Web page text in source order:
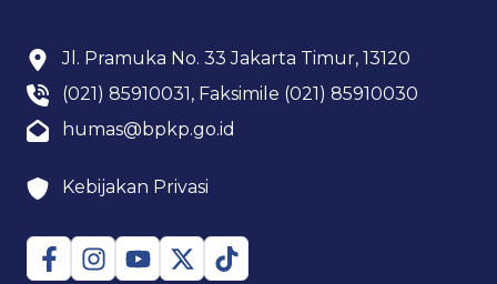
Jl. Pramuka No. 33 Jakarta Timur, 13120
(021) 85910031, Faksimile (021) 85910030
humas@bpkp.go.id
Kebijakan Privasi